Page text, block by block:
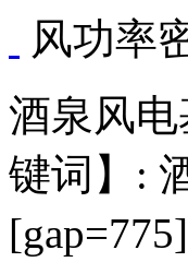
风功率
酒泉风电
键词】: